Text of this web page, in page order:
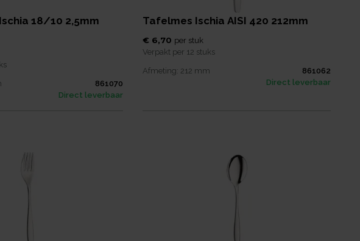
18/10 2,5mm
861070
Direct leverbaar
Tafelmes Ischia AISI 420 212mm
€ 6,70 per stuk
Verpakt per 12 stuks
Afmeting: 212 mm
861062
Direct leverbaar